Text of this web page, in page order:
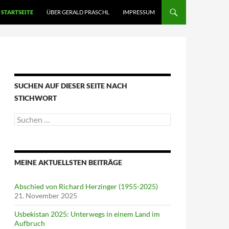
STARTSEITE ÜBER GERALD PRASCHL IMPRESSUM
SUCHEN AUF DIESER SEITE NACH
STICHWORT
Suche
nach:
MEINE AKTUELLSTEN BEITRÄGE
Abschied von Richard Herzinger (1955-2025)
21. November 2025
Usbekistan 2025: Unterwegs in einem Land im
Aufbruch